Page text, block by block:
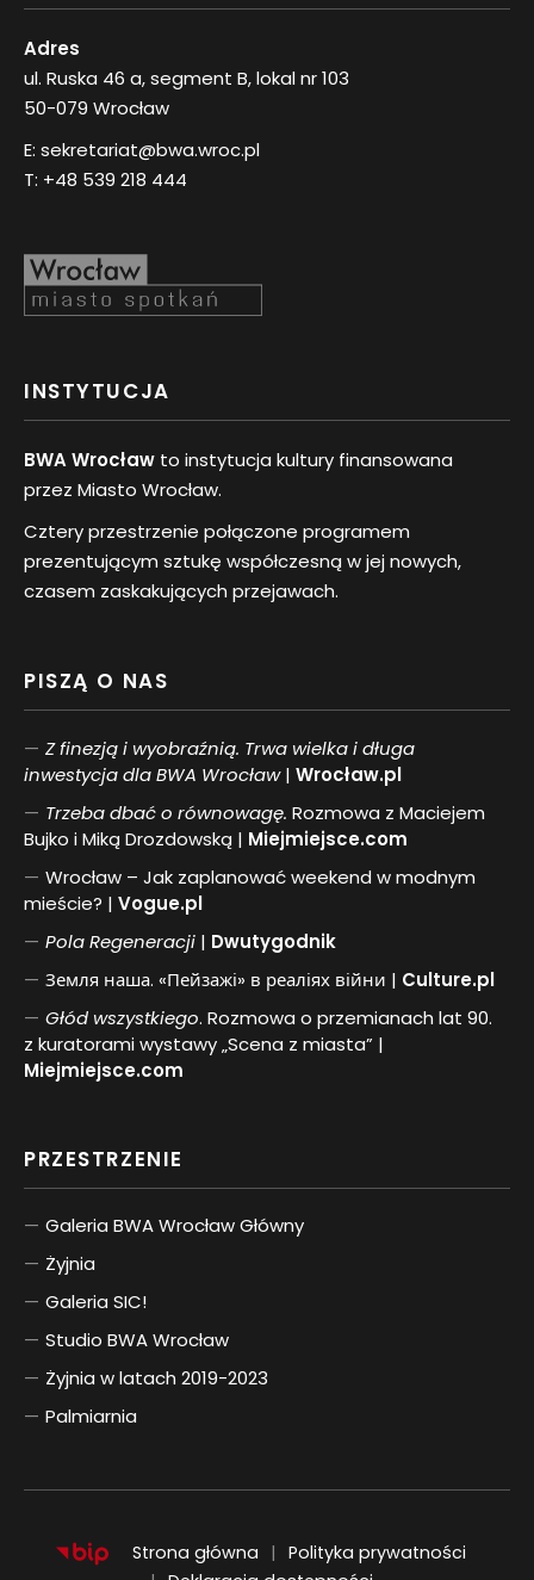
Adres
ul. Ruska 46 a, segment B, lokal nr 103
50-079 Wrocław
E: sekretariat@bwa.wroc.pl
T: +48 539 218 444
INSTYTUCJA
BWA Wrocław to instytucja kultury finansowana
przez Miasto Wrocław.
Cztery przestrzenie połączone programem
prezentującym sztukę współczesną w jej nowych,
czasem zaskakujących przejawach.
PISZĄ O NAS
Z finezją i wyobraźnią. Trwa wielka i długa
inwestycja dla BWA Wrocław| Wrocław.pl
Trzeba dbać o równowagę. Rozmowa z Maciejem
Bujko i Miką Drozdowską | Miejmiejsce.com
Wrocław – Jak zaplanować weekend w modnym
mieście? | Vogue.pl
PolaRegeneracji | Dwutygodnik
Земля наша. «Пейзажі» в реаліях війни | Culture.pl
Głód wszystkiego. Rozmowa o przemianach lat 90.
z kuratorami wystawy „Scena z miasta” |
Miejmiejsce.com
PRZESTRZENIE
Galeria BWA Wrocław Główny
Żyjnia
Galeria SIC!
Studio BWA Wrocław
Żyjnia w latach 2019-2023
Palmiarnia
Strona główna
Polityka prywatności